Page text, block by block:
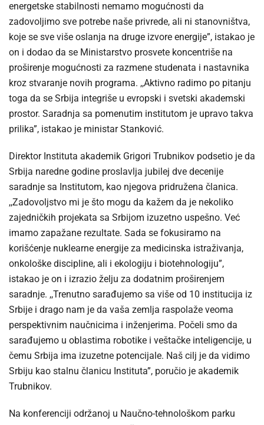
energetske stabilnosti nemamo mogućnosti da
zadovoljimo sve potrebe naše privrede, ali ni stanovništva,
koje se sve više oslanja na druge izvore energije”, istakao je
on i dodao da se Ministarstvo prosvete koncentriše na
proširenje mogućnosti za razmene studenata i nastavnika
kroz stvaranje novih programa. ,,Aktivno radimo po pitanju
toga da se Srbija integriše u evropski i svetski akademski
prostor. Saradnja sa pomenutim institutom je upravo takva
prilika”, istakao je ministar Stanković.
Direktor Instituta akademik Grigori Trubnikov podsetio je da
Srbija naredne godine proslavlja jubilej dve decenije
saradnje sa Institutom, kao njegova pridružena članica.
,,Zadovoljstvo mi je što mogu da kažem da je nekoliko
zajedničkih projekata sa Srbijom izuzetno uspešno. Već
imamo zapažane rezultate. Sada se fokusiramo na
korišćenje nuklearne energije za medicinska istraživanja,
onkološke discipline, ali i ekologiju i biotehnologiju”,
istakao je on i izrazio želju za dodatnim proširenjem
saradnje. ,,Trenutno sarađujemo sa više od 10 institucija iz
Srbije i drago nam je da vaša zemlja raspolaže veoma
perspektivnim naučnicima i inženjerima. Počeli smo da
sarađujemo u oblastima robotike i veštačke inteligencije, u
čemu Srbija ima izuzetne potencijale. Naš cilj je da vidimo
Srbiju kao stalnu članicu Instituta”, poručio je akademik
Trubnikov.
Na konferenciji održanoj u Naučno-tehnološkom parku